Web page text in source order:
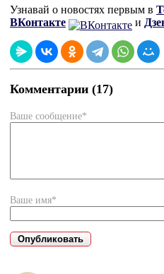
Узнавай о новостях первым в
ВКонтакте
и
Комментарии (17)
Ваше сообщение*
Ваше имя*